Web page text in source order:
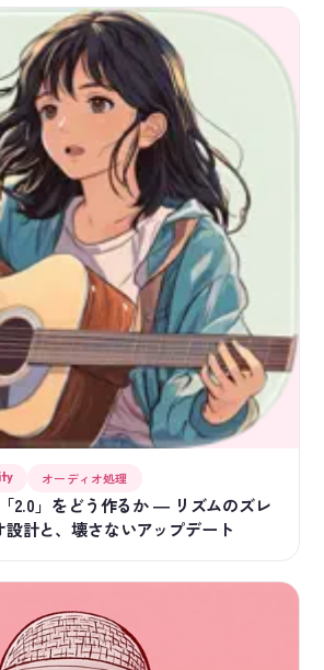
オーディオ処理
2.0」をどう作るか ― リズムのズレ
設計と、壊さないアップデート